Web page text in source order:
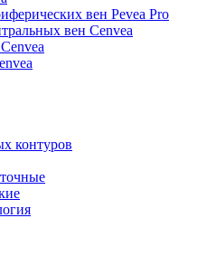
вен Pevea Pro
вен Cenvea
контуров